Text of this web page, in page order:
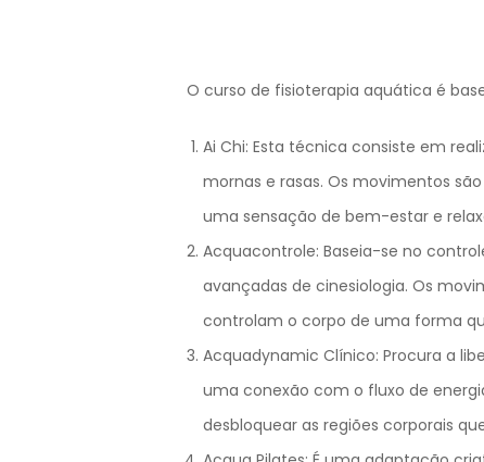
O curso de fisioterapia aquática é
Ai Chi: Esta técnica consiste em
mornas e rasas. Os movimentos
uma sensação de bem-estar e
Acquacontrole: Baseia-se no
avançadas de cinesiologia. Os
controlam o corpo de uma forma
Acquadynamic Clínico: Procura a
uma conexão com o fluxo de
desbloquear as regiões corporais